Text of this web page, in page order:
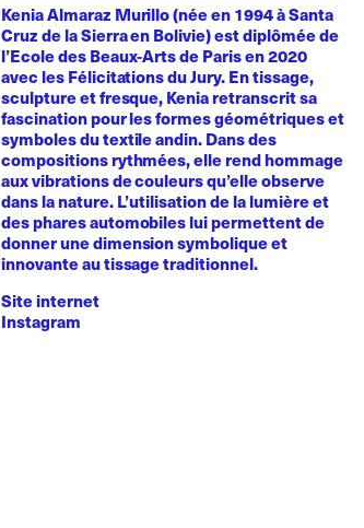
Kenia Almaraz Murillo (née en 1994 à Santa
Cruz de la Sierra en Bolivie) est diplômée de
l’Ecole des Beaux-Arts de Paris en 2020
avec les Félicitations du Jury. En tissage,
sculpture et fresque, Kenia retranscrit sa
fascination pour les formes géométriques et
symboles du textile andin. Dans des
compositions rythmées, elle rend hommage
aux vibrations de couleurs qu’elle observe
dans la nature. L’utilisation de la lumière et
des phares automobiles lui permettent de
donner une dimension symbolique et
innovante au tissage traditionnel.
Site internet
Instagram